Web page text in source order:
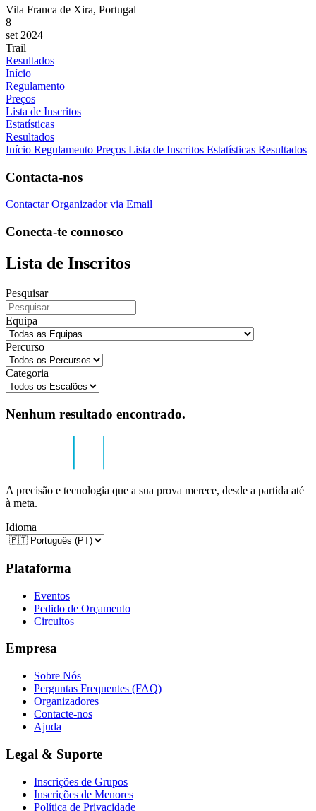
Vila Franca de Xira, Portugal
8
set 2024
Trail
Resultados
Início
Regulamento
Preços
Lista de Inscritos
Estatísticas
Resultados
Início Regulamento Preços Lista de Inscritos Estatísticas Resultados
Contacta-nos
Contactar Organizador via Email
Conecta-te connosco
Lista de Inscritos
Pesquisar
Equipa
Percurso
Categoria
Nenhum resultado encontrado.
A precisão e tecnologia que a sua prova merece, desde a partida até
à meta.
Idioma
Plataforma
Eventos
Pedido de Orçamento
Circuitos
Empresa
Sobre Nós
Perguntas Frequentes (FAQ)
Organizadores
Contacte-nos
Ajuda
Legal & Suporte
Inscrições de Grupos
Inscrições de Menores
Política de Privacidade